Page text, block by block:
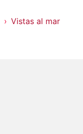
Vistas al mar